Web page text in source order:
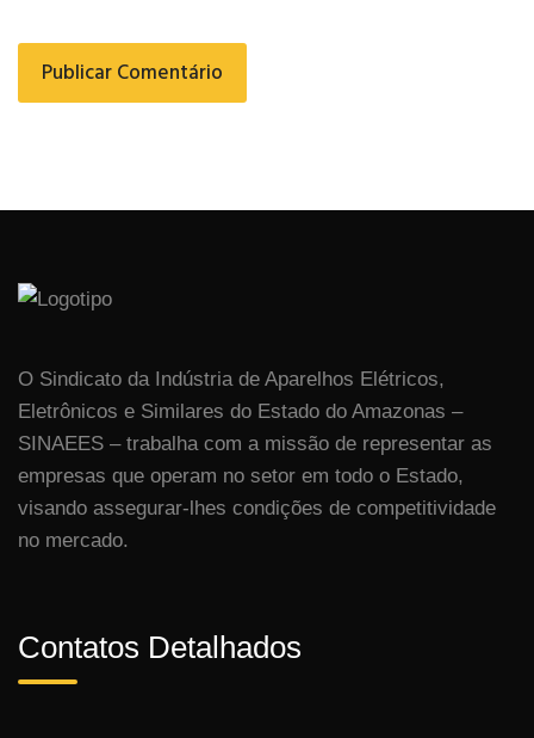
O Sindicato da Indústria de Aparelhos Elétricos,
Eletrônicos e Similares do Estado do Amazonas –
SINAEES – trabalha com a missão de representar as
empresas que operam no setor em todo o Estado,
visando assegurar-lhes condições de competitividade
no mercado.
Contatos Detalhados